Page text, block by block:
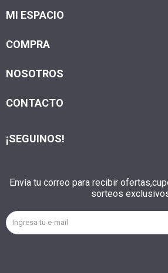
MI ESPACIO
COMPRA
NOSOTROS
CONTACTO
Envía tu correo para recibir
sorteos
¡SEGUINOS!